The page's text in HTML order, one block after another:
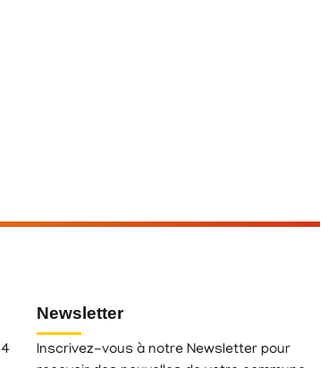
Newsletter
Inscrivez-vous à notre Newsletter pour